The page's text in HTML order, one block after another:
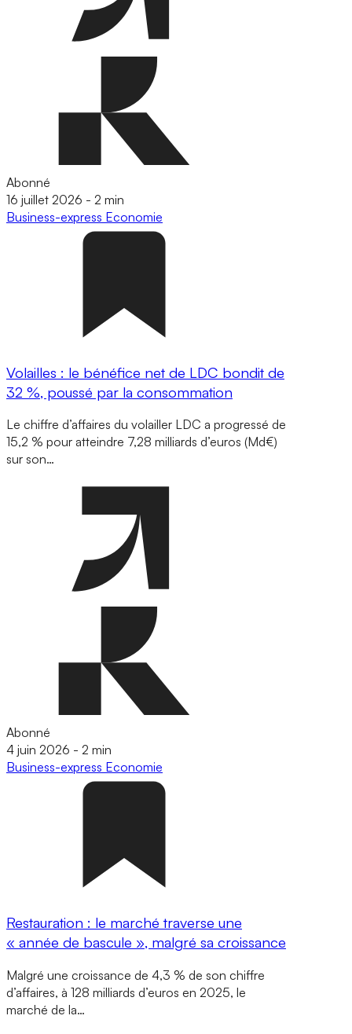
Abonné
16 juillet 2026 - 2 min
Business-express Economie
Volailles : le bénéfice net de LDC bondit de
32 %, poussé par la consommation
Le chiffre d’affaires du volailler LDC a progressé de
15,2 % pour atteindre 7,28 milliards d’euros (Md€)
sur son…
Abonné
4 juin 2026 - 2 min
Business-express Economie
Restauration : le marché traverse une
« année de bascule », malgré sa croissance
Malgré une croissance de 4,3 % de son chiffre
d’affaires, à 128 milliards d’euros en 2025, le
marché de la…